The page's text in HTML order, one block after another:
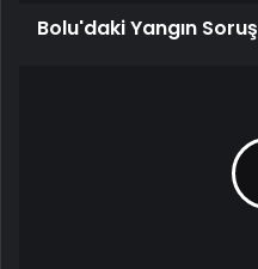
Bolu'daki Yangın